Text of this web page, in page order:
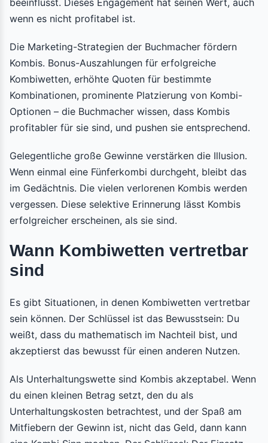
beeinflusst. Dieses Engagement hat seinen Wert, auch
wenn es nicht profitabel ist.
Die Marketing-Strategien der Buchmacher fördern
Kombis. Bonus-Auszahlungen für erfolgreiche
Kombiwetten, erhöhte Quoten für bestimmte
Kombinationen, prominente Platzierung von Kombi-
Optionen – die Buchmacher wissen, dass Kombis
profitabler für sie sind, und pushen sie entsprechend.
Gelegentliche große Gewinne verstärken die Illusion.
Wenn einmal eine Fünferkombi durchgeht, bleibt das
im Gedächtnis. Die vielen verlorenen Kombis werden
vergessen. Diese selektive Erinnerung lässt Kombis
erfolgreicher erscheinen, als sie sind.
Wann Kombiwetten vertretbar
sind
Es gibt Situationen, in denen Kombiwetten vertretbar
sein können. Der Schlüssel ist das Bewusstsein: Du
weißt, dass du mathematisch im Nachteil bist, und
akzeptierst das bewusst für einen anderen Nutzen.
Als Unterhaltungswette sind Kombis akzeptabel. Wenn
du einen kleinen Betrag setzt, den du als
Unterhaltungskosten betrachtest, und der Spaß am
Mitfiebern der Gewinn ist, nicht das Geld, dann kann